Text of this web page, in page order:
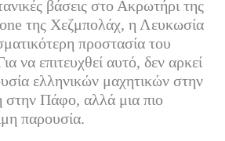
βάσεις στο Ακρωτήρι της
της Χεζμπολάχ, η Λευκωσία
προστασία του
να επιτευχθεί αυτό, δεν αρκεί
ελληνικών μαχητικών στην
στην Πάφο, αλλά μια πιο
παρουσία.